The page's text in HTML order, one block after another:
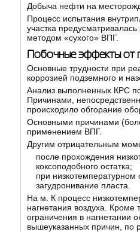
Добыча нефти на
Процесс испытания
участка
методом «сухого» ВПГ.
Побочные эффекты от
Основные трудности при
коррозией подземного и
Анализ выполненных КРС
Причинами,
происходило обгорание
Основными причинами
применением ВПГ.
Другим отрицательным
после прохождения
коксоподобного остатка;
при низкотемпературном
загудронивание пласта.
На м. К процесс
нагнетания воздуха.
ограничения в нагнетании
вышеуказанных причин, по